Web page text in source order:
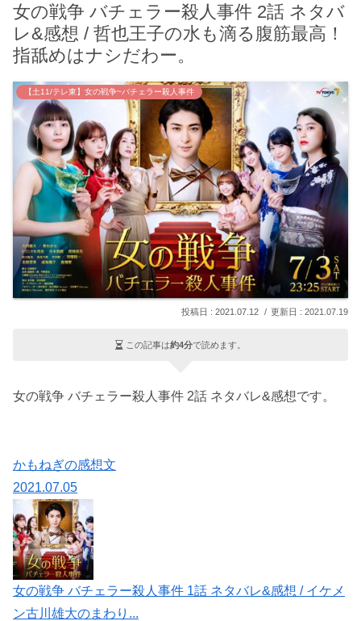
女の戦争 バチェラー殺人事件 2話 ネタバ
レ&感想 / 哲也王子の水も滴る腹筋最高！
指舐めはナシだわー。
【土11/テレ東】女の戦争~バチェラー殺人事件
2021.07.12 2021.07.19
この記事は約4分で読めます。
女の戦争 バチェラー殺人事件 2話 ネタバレ&感想です。
かもねぎの感想文
2021.07.05
女の戦争 バチェラー殺人事件 1話 ネタバレ&感想 / イケメ
ン古川雄大のまわり...